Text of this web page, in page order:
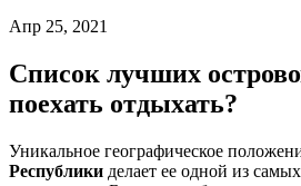
Апр 25, 2021
Список лучших
поехать отдыхать?
Уникальное географическое
Республики делает ее одной из